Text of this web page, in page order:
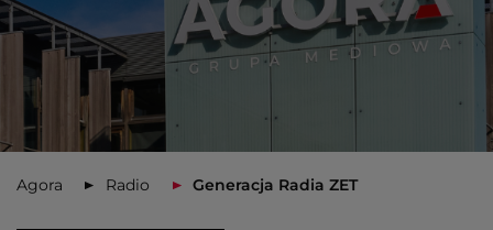
Agora Radio Generacja Radia ZET